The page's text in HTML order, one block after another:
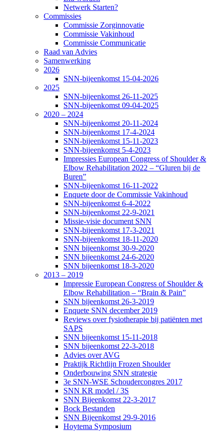
Netwerk Starten?
Commissies
Commissie Zorginnovatie
Commissie Vakinhoud
Commissie Communicatie
Raad van Advies
Samenwerking
2026
SNN-bijeenkomst 15-04-2026
2025
SNN-bijeenkomst 26-11-2025
SNN-bijeenkomst 09-04-2025
2020 – 2024
SNN-bijeenkomst 20-11-2024
SNN-bijeenkomst 17-4-2024
SNN-bijeenkomst 15-11-2023
SNN-bijeenkomst 5-4-2023
Impressies European Congress of Shoulder &
Elbow Rehabilitation 2022 – “Gluren bij de
Buren”
SNN-bijeenkomst 16-11-2022
Enquete door de Commissie Vakinhoud
SNN-bijeenkomst 6-4-2022
SNN-bijeenkomst 22-9-2021
Missie-visie document SNN
SNN-bijeenkomst 17-3-2021
SNN-bijeenkomst 18-11-2020
SNN bijeenkomst 30-9-2020
SNN bijeenkomst 24-6-2020
SNN bijeenkomst 18-3-2020
2013 – 2019
Impressie European Congress of Shoulder &
Elbow Rehabilitation – “Brain & Pain”
SNN bijeenkomst 26-3-2019
Enquete SNN december 2019
Reviews over fysiotherapie bij patiënten met
SAPS
SNN bijeenkomst 15-11-2018
SNN bijeenkomst 22-3-2018
Advies over AVG
Praktijk Richtlijn Frozen Shoulder
Onderbouwing SNN strategie
3e SNN-WSE Schoudercongres 2017
SNN KR model / 3S
SNN Bijeenkomst 22-3-2017
Bock Bestanden
SNN Bijeenkomst 29-9-2016
Hoytema Symposium